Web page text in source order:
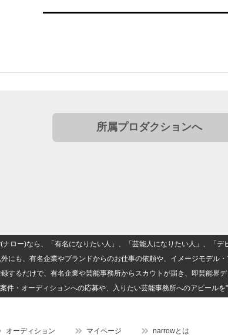
所属プロダクションへ
ロー)なら、「有名になりたい人」、「芸能人になりたい人」、「デ
にも、有名企業やブランドからのお仕事の依頼や、イメージモデル
するだけで、有名企業や芸能事務所からスカウトが届き、即芸能界デ
件・オーディションへの応募や、入りたい芸能事務所へのアピールを
オーディション マイページ narrowとは